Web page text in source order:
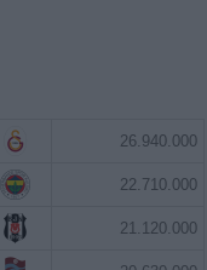
26.940.000
22.710.000
21.120.000